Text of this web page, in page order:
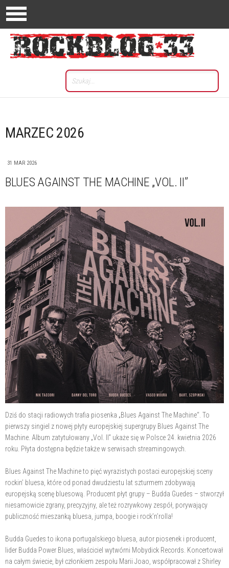
MARZEC 2026
31 MAR 2026
BLUES AGAINST THE MACHINE „VOL. II”
Dziś do stacji radiowych trafia piosenka „Blues Against The Machine“. To
pierwszy singiel z nowej płyty europejskiej supergrupy Blues Against The
Machine. Album zatytułowany „Vol. II” ukaże się w Polsce 24. kwietnia 2026
roku. Płyta dostępna będzie także w serwisach streamingowych.
Blues Against The Machine to pięć wyrazistych postaci europejskiej sceny
rockin’ bluesa, które od ponad dwudziestu lat szturmem zdobywają
europejską scenę bluesową. Producent płyt grupy – Budda Guedes – stworzył
niesamowicie zgrany, precyzyjny, ale też rozrywkowy zespół, porywający
publiczność mieszanką bluesa, jumpa, boogie i rock’n’rolla!
Budda Guedes to ikona portugalskiego bluesa, autor piosenek i producent,
lider Budda Power Blues, właściciel wytwórni Mobydick Records. Koncertował
na całym świecie, był członkiem zespołu Marii Joao, współpracował z Shirley